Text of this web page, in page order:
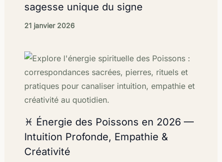
sagesse unique du signe
21 janvier 2026
♓ Énergie des Poissons en 2026 —
Intuition Profonde, Empathie &
Créativité